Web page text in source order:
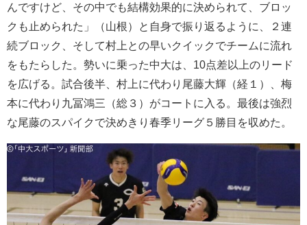
んですけど、その中でも結構効果的に決められて、ブロッ
クも止められた」（山根）と自身で振り返るように、２連
続ブロック、そして村上との早いクイックでチームに流れ
をもたらした。勢いに乗った中大は、10点差以上のリード
を広げる。試合後半、村上に代わり尾藤大輝（経１）、梅
本に代わり九冨鴻三（総３）がコートに入る。最後は強烈
な尾藤のスパイクで決めきり春季リーグ５勝目を収めた。